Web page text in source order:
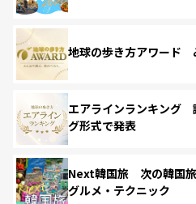
地球の歩き方アワード
エアラインランキング
グ形式で発表
Next韓国旅 次の韓国旅
グルメ・テクニック